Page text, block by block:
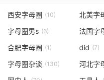
西安字母圈 (10) 北美字
字母圈男s (6) 法国字
合肥字母圈 (1) did (7)
字母圈杂谈 (130) 河北字